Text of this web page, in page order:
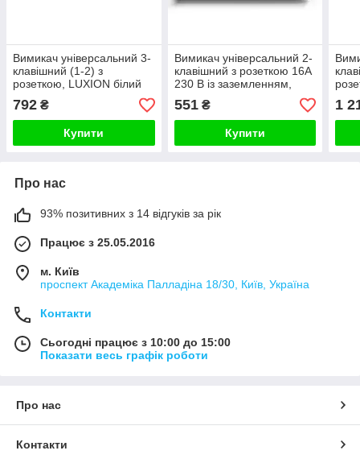
Вимикач універсальний 3-
клавішний (1-2) з
розеткою, LUXION білий
скло
792 ₴
Купити
Вимикач універсальний 2-
клавішний з розеткою 16А
230 В із заземленням,
захисні шторки LUXION
чорний скло
551₴
Купити
230
1
Про нас
93% позитивних з 14 відгуків за рік
Працює з 25.05.2016
м. Київ
проспект Академіка Палладіна 18/30, Київ, Україна
Контакти
Сьогодні працює з 10:00 до 15:00
Показати весь графік роботи
Про нас
Контакти